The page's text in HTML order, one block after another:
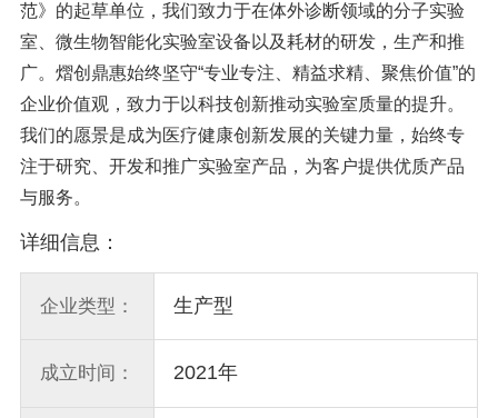
范》的起草单位，我们致力于在体外诊断领域的分子实验
室、微生物智能化实验室设备以及耗材的研发，生产和推
广。熠创鼎惠始终坚守“专业专注、精益求精、聚焦价值”的
企业价值观，致力于以科技创新推动实验室质量的提升。
我们的愿景是成为医疗健康创新发展的关键力量，始终专
注于研究、开发和推广实验室产品，为客户提供优质产品
与服务。
详细信息：
企业类型： 生产型
成立时间： 2021年